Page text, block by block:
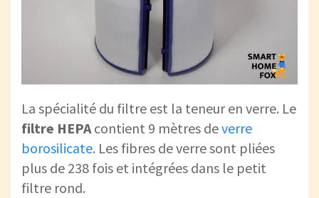
La spécialité du filtre est la teneur en verre. Le
filtre HEPAcontient 9 mètres deverre
borosilicate. Les fibres de verre sont pliées
plus de 238 fois et intégrées dans le petit
filtre rond.